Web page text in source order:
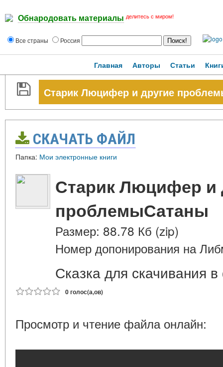
Обнародовать материалы делитесь с миром!
Все страны Россия
Главная Авторы Статьи
Старик Люцифер и другие
СКАЧАТЬ ФАЙЛ
Папка: Мои электронные книги
Старик Люцифер и
проблемыСатаны
Размер: 88.78 Кб (zip)
Номер допонирования на
Сказка для скачивания
0 голос(а,ов)
Просмотр и чтение файла онлайн: